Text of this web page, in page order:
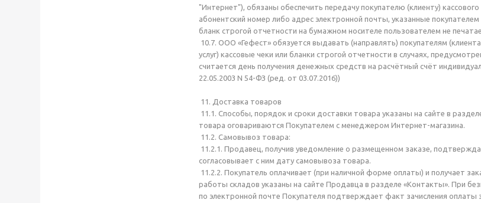
"Интернет"), обязаны обеспечить передачу покупателю (клиенту)
абонентский номер либо адрес электронной почты, указанные
бланк строгой отчетности на бумажном носителе пользователем не
10.7. ООО «Гефест» обязуется выдавать (направлять) покупателям
услуг) кассовые чеки или бланки строгой отчетности в случаях,
считается день получения денежных средств на расчётный счёт
22.05.2003 N 54-ФЗ (ред. от 03.07.2016))
11. Доставка товаров
11.1. Способы, порядок и сроки доставки товара указаны на сайте в
товара оговариваются Покупателем с менеджером Интернет-магазина.
11.2. Самовывоз товара:
11.2.1. Продавец, получив уведомление о размещенном заказе,
согласовывает с ним дату самовывоза товара.
11.2.2. Покупатель оплачивает (при наличной форме оплаты) и получает
работы складов указаны на сайте Продавца в разделе «Контакты». При
по электронной почте Покупателя подтверждает факт зачисления оплаты